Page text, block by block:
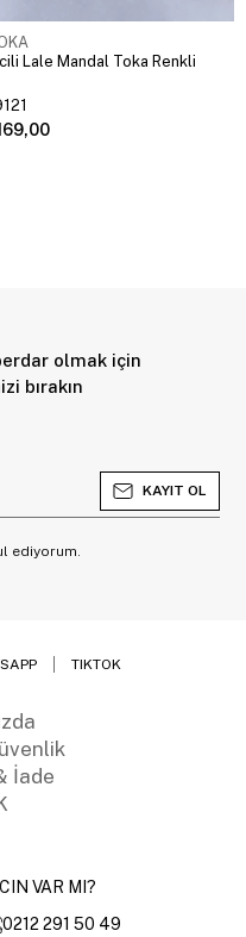
Lale Mandal Toka Renkli
olmak için
bırakın
KAYIT OL
ediyorum.
TIKTOK
İade
VAR MI?
0212 291 50 49